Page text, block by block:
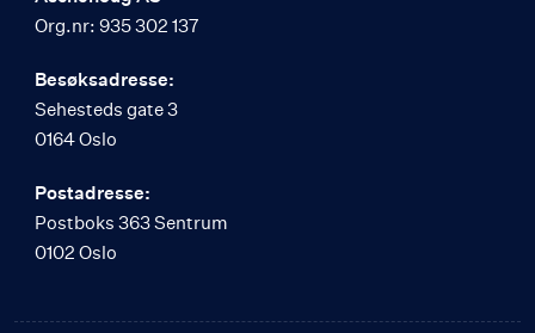
Org.nr: 935 302 137
Besøksadresse:
Sehesteds gate 3
0164 Oslo
Postadresse:
Postboks 363 Sentrum
0102 Oslo